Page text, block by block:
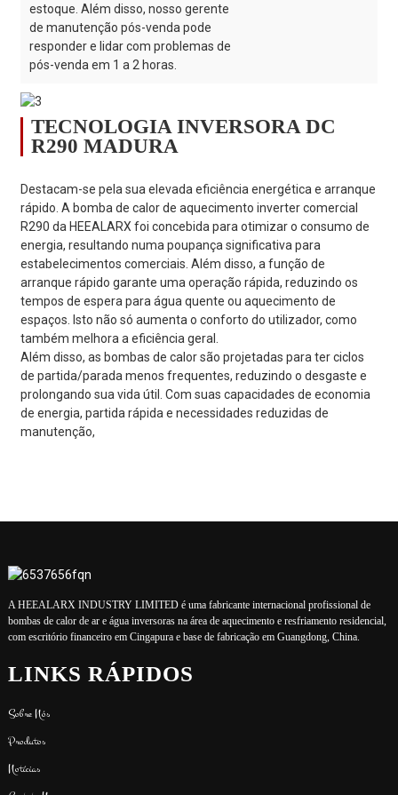
estoque. Além disso, nosso gerente
de manutenção pós-venda pode
responder e lidar com problemas de
pós-venda em 1 a 2 horas.
TECNOLOGIA INVERSORA DC
R290 MADURA
Destacam-se pela sua elevada eficiência energética e arranque
rápido. A bomba de calor de aquecimento inverter comercial
R290 da HEEALARX foi concebida para otimizar o consumo de
energia, resultando numa poupança significativa para
estabelecimentos comerciais. Além disso, a função de
arranque rápido garante uma operação rápida, reduzindo os
tempos de espera para água quente ou aquecimento de
espaços. Isto não só aumenta o conforto do utilizador, como
também melhora a eficiência geral.
Além disso, as bombas de calor são projetadas para ter ciclos
de partida/parada menos frequentes, reduzindo o desgaste e
prolongando sua vida útil. Com suas capacidades de economia
de energia, partida rápida e necessidades reduzidas de
manutenção,
A HEEALARX INDUSTRY LIMITED é uma fabricante internacional profissional de
bombas de calor de ar e água inversoras na área de aquecimento e resfriamento residencial,
com escritório financeiro em Cingapura e base de fabricação em Guangdong, China.
LINKS RÁPIDOS
Sobre Nós
Produtos
Notícias